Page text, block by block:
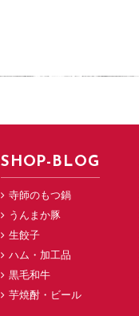
SHOP-BLOG
寺師のもつ鍋
うんまか豚
生餃子
ハム・加工品
黒毛和牛
芋焼酎・ビール